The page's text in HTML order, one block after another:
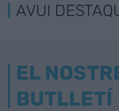
AVUI
EL
BUTLLETÍ